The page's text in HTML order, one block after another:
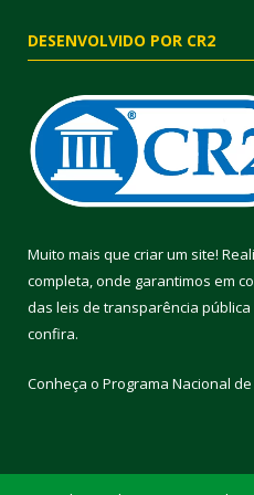
DESENVOLVIDO POR CR2
Muito mais que criar um site!
completa, onde garantimos em
das leis de transparência
confira.
Conheça o Programa Nacional